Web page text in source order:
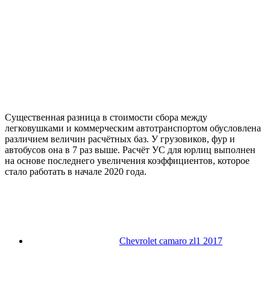
Существенная разница в стоимости сбора между
легковушками и коммерческим автотранспортом обусловлена
различием величин расчётных баз. У грузовиков, фур и
автобусов она в 7 раз выше. Расчёт УС для юрлиц выполнен
на основе последнего увеличения коэффициентов, которое
стало работать в начале 2020 года.
Chevrolet camaro zl1 2017